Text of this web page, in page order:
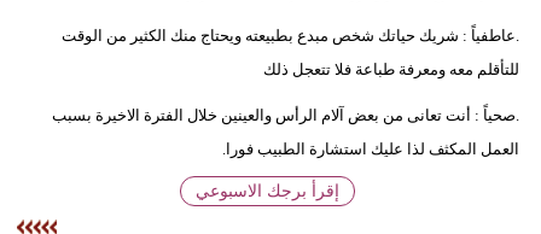
بيئة
.عاطفياً : شريك حياتك شخص مبدع بطبيعته ويحتاج منك الكثير من الوقت
للتأقلم معه ومعرفة طباعة فلا تتعجل ذلك
.صحياً : أنت تعانى من بعض آلام الرأس والعينين خلال الفترة الاخيرة بسبب
العمل المكثف لذا عليك استشارة الطبيب فورا.
إقرأ برجك الاسبوعي